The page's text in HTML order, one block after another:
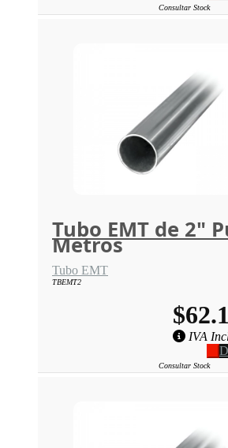
Consultar Stock
Tubo EMT de 2"
Metros
Tubo EMT
TBEMT2
IVA
Consultar Stock